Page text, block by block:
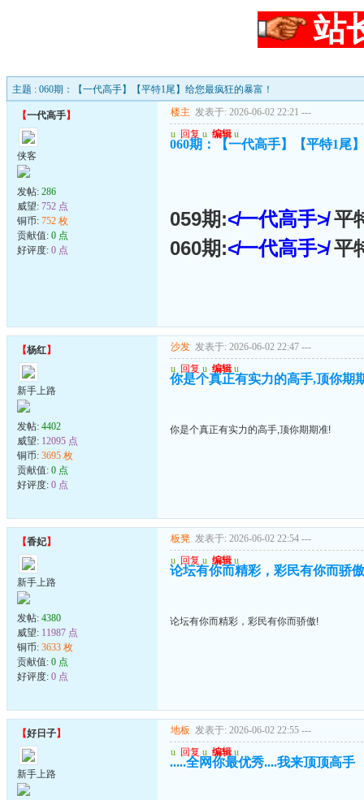
站
主题 : 060期：【一代高手】【平特1尾】给您最疯狂的暴富！
【一代高手】
侠客
发帖: 286
威望: 752 点
铜币: 752 枚
贡献值: 0 点
好评度: 0 点
楼主 发表于: 2026-06-02 22:21 ---
u 回复 u 编辑 u
060期：【一代高手】【平特1尾
059期:≮一代高手≯平
060期:≮一代高手≯平
【杨红】
新手上路
发帖: 4402
威望: 12095 点
铜币: 3695 枚
贡献值: 0 点
好评度: 0 点
沙发 发表于: 2026-06-02 22:47 ---
u 回复 u 编辑 u
你是个真正有实力的高手,顶你期
你是个真正有实力的高手,顶你期期准!
【香妃】
新手上路
发帖: 4380
威望: 11987 点
铜币: 3633 枚
贡献值: 0 点
好评度: 0 点
板凳 发表于: 2026-06-02 22:54 ---
u 回复 u 编辑 u
论坛有你而精彩，彩民有你而骄
论坛有你而精彩，彩民有你而骄傲!
【好日子】
新手上路
地板 发表于: 2026-06-02 22:55 ---
u 回复 u 编辑 u
.....全网你最优秀....我来顶顶高手